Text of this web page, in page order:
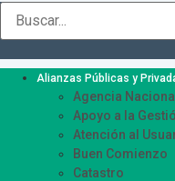
Alianzas Públicas y
Agencia
Apoyo a la
Atención al
Buen Comienzo
Catastro